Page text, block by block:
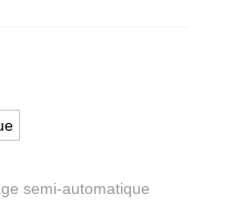
semi-automatique